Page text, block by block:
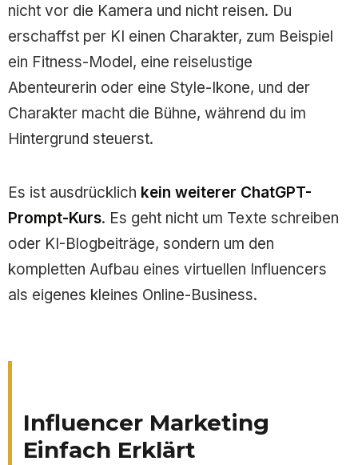
nicht vor die Kamera und nicht reisen. Du
erschaffst per KI einen Charakter, zum Beispiel
ein Fitness-Model, eine reiselustige
Abenteurerin oder eine Style-Ikone, und der
Charakter macht die Bühne, während du im
Hintergrund steuerst.
Es ist ausdrücklich kein weiterer ChatGPT-
Prompt-Kurs. Es geht nicht um Texte schreiben
oder KI-Blogbeiträge, sondern um den
kompletten Aufbau eines virtuellen Influencers
als eigenes kleines Online-Business.
Influencer Marketing
Einfach Erklärt